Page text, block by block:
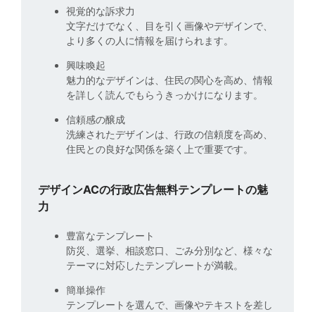
視覚的な訴求力
文字だけでなく、目を引く画像やデザインで、
より多くの人に情報を届けられます。
興味喚起
魅力的なデザインは、住民の関心を高め、情報
を詳しく読んでもらうきっかけになります。
信頼感の醸成
洗練されたデザインは、行政の信頼度を高め、
住民との良好な関係を築く上で重要です。
デザインACの行政広告無料テンプレートの魅
力
豊富なテンプレート
防災、選挙、相談窓口、ごみ分別など、様々な
テーマに対応したテンプレートが満載。
簡単操作
テンプレートを選んで、画像やテキストを差し